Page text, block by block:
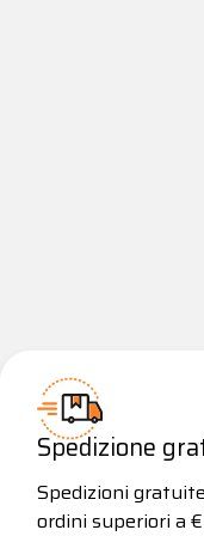
Spedizione
Spedizioni
ordini superiori a